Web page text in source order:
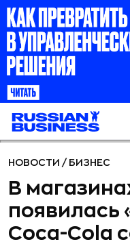
НОВОСТИ / БИЗНЕС
В
появилась
Coca-Cola